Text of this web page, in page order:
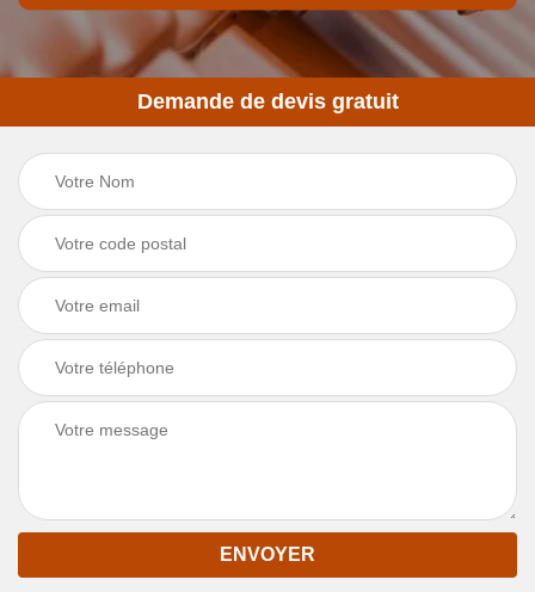
Demande de devis gratuit